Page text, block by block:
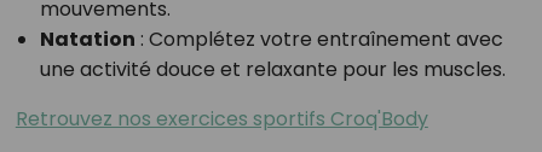
mouvements.
Natation : Complétez votre entraînement avec
une activité douce et relaxante pour les muscles.
Retrouvez nos exercices sportifs Croq'Body